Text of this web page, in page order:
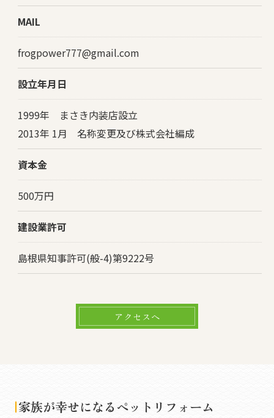
MAIL
frogpower777@gmail.com
設立年月日
1999年 まさき内装店設立
2013年 1月 名称変更及び株式会社編成
資本金
500万円
建設業許可
島根県知事許可(般-4)第9222号
アクセスへ
家族が幸せになるペットリフォーム